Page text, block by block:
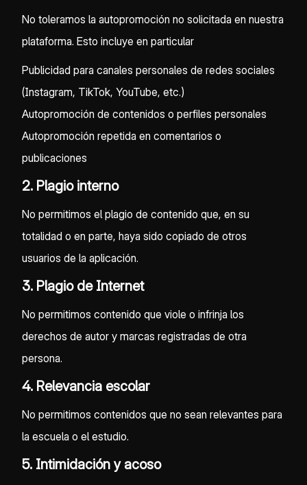
No toleramos la autopromoción no solicitada en nuestra
plataforma. Esto incluye en particular
Publicidad para canales personales de redes sociales
(Instagram, TikTok, YouTube, etc.)
Autopromoción de contenidos o perfiles personales
Autopromoción repetida en comentarios o
publicaciones
2. Plagio interno
No permitimos el plagio de contenido que, en su
totalidad o en parte, haya sido copiado de otros
usuarios de la aplicación.
3. Plagio de Internet
No permitimos contenido que viole o infrinja los
derechos de autor y marcas registradas de otra
persona.
4. Relevancia escolar
No permitimos contenidos que no sean relevantes para
la escuela o el estudio.
5. Intimidación y acoso